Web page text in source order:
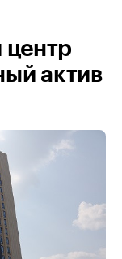
актив